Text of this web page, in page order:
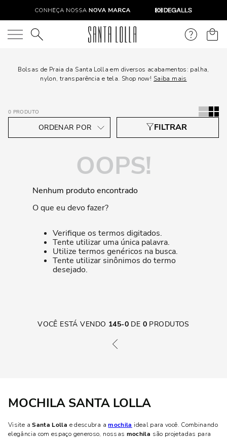
O que você está procurando?
Bolsas de Praia da Santa Lolla em diversos acabamentos: palha,
nylon, transparência e tela. Shop now! Saiba mais
0 PRODUTO
OOPS!
Nenhum produto encontrado
O que eu devo fazer?
Verifique os termos digitados.
Tente utilizar uma única palavra.
Utilize termos genéricos na busca.
Tente utilizar sinônimos do termo
desejado.
VOCÊ ESTÁ VENDO 145-0 DE 0 PRODUTOS
MOCHILA SANTA LOLLA
Visite aSanta Lolla e descubra amochila ideal para você. Combinando
elegância com espaço generoso, nossas mochila são projetadas para